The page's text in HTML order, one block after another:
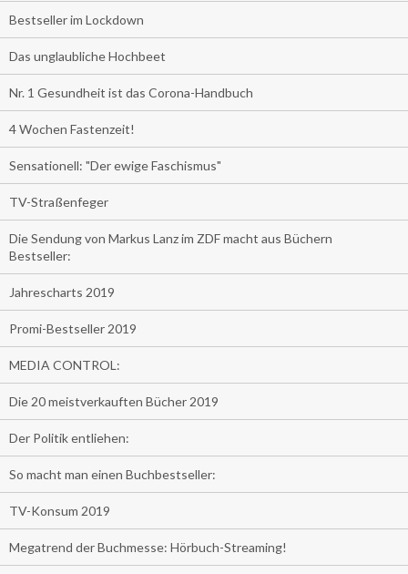
Bestseller im Lockdown
Das unglaubliche Hochbeet
Nr. 1 Gesundheit ist das Corona-Handbuch
4 Wochen Fastenzeit!
Sensationell: "Der ewige Faschismus"
TV-Straßenfeger
Die Sendung von Markus Lanz im ZDF macht aus Büchern
Bestseller:
Jahrescharts 2019
Promi-Bestseller 2019
MEDIA CONTROL:
Die 20 meistverkauften Bücher 2019
Der Politik entliehen:
So macht man einen Buchbestseller:
TV-Konsum 2019
Megatrend der Buchmesse: Hörbuch-Streaming!